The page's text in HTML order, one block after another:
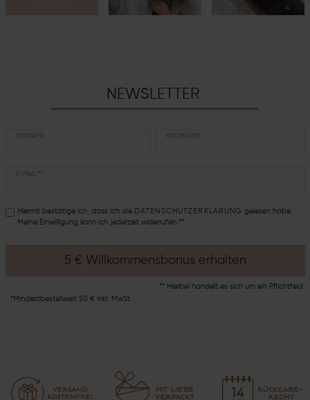
NEWSLETTER
Hiermit bestätige ich, dass ich die DATEN­SCHUTZ­ERKLÄRUNG gelesen habe.
Meine Einwilligung kann ich jederzeit widerrufen.**
5 € Willkommensbonus erhalten
** Hierbei handelt es sich um ein Pflichtfeld.
*Mindestbestellwert 50 € inkl. MwSt.